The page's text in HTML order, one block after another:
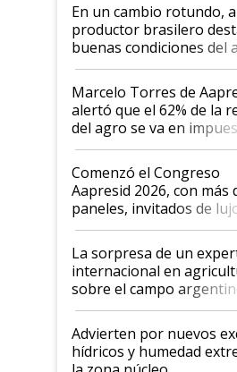
En un cambio rotundo,
productor brasilero
buenas condiciones del
argentino para invertir:
más motivados"
Marcelo Torres de
alertó que el 62% de la
del agro se va en
"No es bueno que en
Argentina se sigan
las mismas cosas de
años"
Comenzó el Congreso
Aapresid 2026, con más
paneles, invitados de
todas las tendencias
La sorpresa de un
internacional en
sobre el campo
"Estoy muy
Advierten por nuevos
hídricos y humedad